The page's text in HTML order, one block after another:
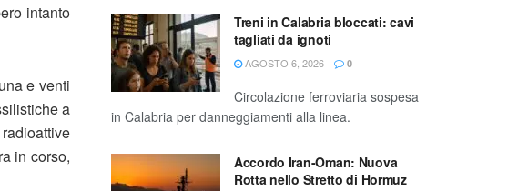
intanto
e venti
a
in corso,
Treni in Calabria bloccati: cavi
tagliati da ignoti
AGOSTO 6, 2026 0
Circolazione ferroviaria sospesa
in Calabria per danneggiamenti alla linea.
Accordo Iran-Oman: Nuova
Rotta nello Stretto di Hormuz